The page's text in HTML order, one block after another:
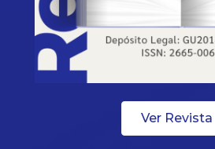
Ver Revista